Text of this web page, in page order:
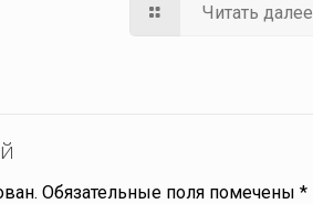
Читать далее
Обязательные поля помечены*